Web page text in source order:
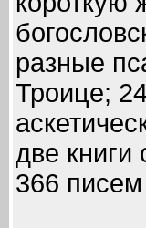
разные
Троице;
две
366